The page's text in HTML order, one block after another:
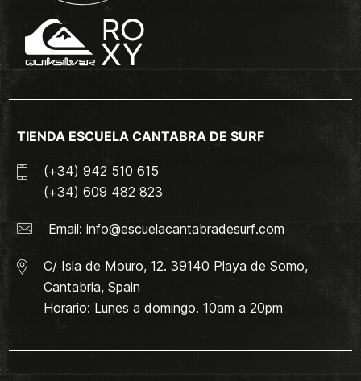
TIENDA ESCUELA CANTABRA DE SURF
(+34) 942 510 615
(+34) 609 482 823
Email: info@escuelacantabradesurf.com
C/ Isla de Mouro, 12. 39140 Playa de Somo,
Cantabria, Spain
Horario: Lunes a domingo. 10am a 20pm